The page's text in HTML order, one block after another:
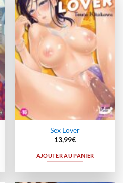
Ajouter
à la
wishlist
Sex Lover
13,99€
AJOUTER AU PANIER